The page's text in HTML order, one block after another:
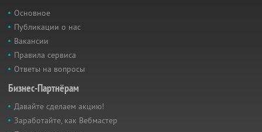
Основное
Публикации о нас
Вакансии
Правила сервиса
Ответы на вопросы
Бизнес-Партнёрам
Давайте сделаем акцию!
Заработайте, как Вебмастер